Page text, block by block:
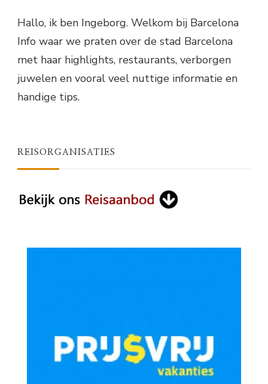
Hallo, ik ben Ingeborg. Welkom bij Barcelona
Info waar we praten over de stad Barcelona
met haar highlights, restaurants, verborgen
juwelen en vooral veel nuttige informatie en
handige tips.
REISORGANISATIES